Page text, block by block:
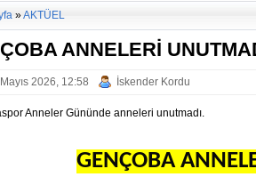
»AKTÜEL
ANNELERİ
2026, 12:58 İskender Kordu
Anneler Gününde anneleri unutmadı.
GENÇOBA